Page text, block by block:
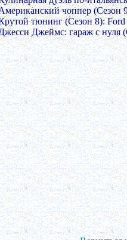
чоппер
тюнинг (Сезон 8):
Джеймс: гараж с нуля